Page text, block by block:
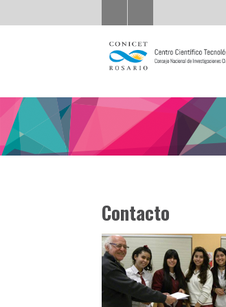
Contacto